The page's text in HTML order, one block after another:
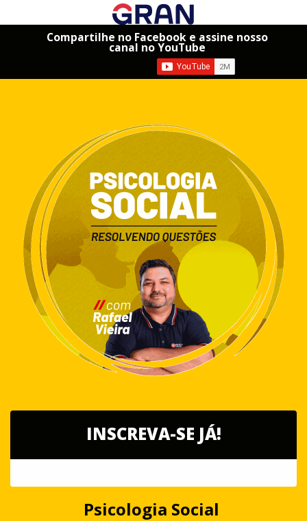
Compartilhe no Facebook e assine nosso
canal no YouTube
INSCREVA-SE JÁ!
Psicologia Social